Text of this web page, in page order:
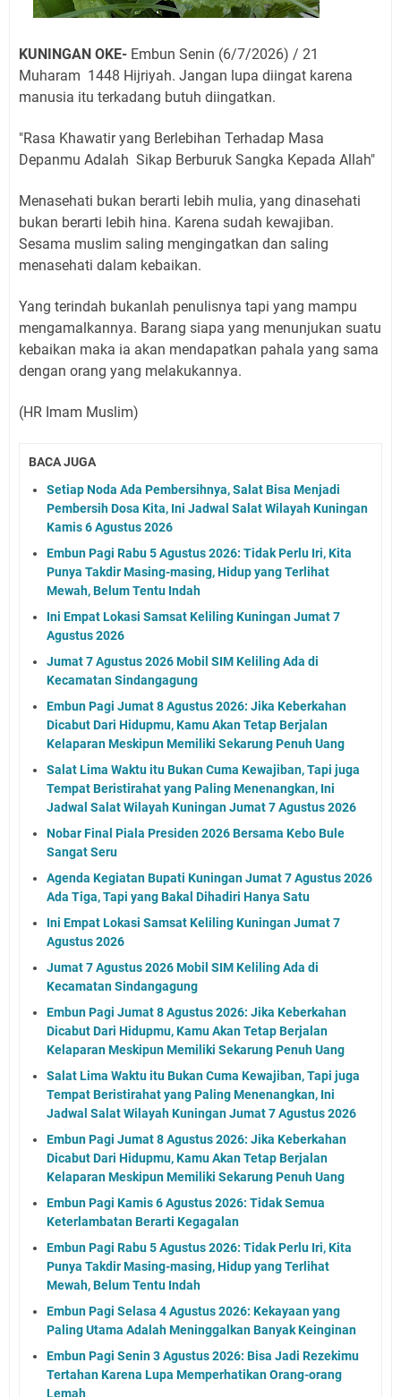
KUNINGAN OKE- Embun Senin (6/7/2026) / 21
Muharam 1448 Hijriyah. Jangan lupa diingat karena
manusia itu terkadang butuh diingatkan.
"Rasa Khawatir yang Berlebihan Terhadap Masa
Depanmu Adalah Sikap Berburuk Sangka Kepada Allah"
Menasehati bukan berarti lebih mulia, yang dinasehati
bukan berarti lebih hina. Karena sudah kewajiban.
Sesama muslim saling mengingatkan dan saling
menasehati dalam kebaikan.
Yang terindah bukanlah penulisnya tapi yang mampu
mengamalkannya. Barang siapa yang menunjukan suatu
kebaikan maka ia akan mendapatkan pahala yang sama
dengan orang yang melakukannya.
(HR Imam Muslim)
BACA JUGA
Setiap Noda Ada Pembersihnya, Salat Bisa Menjadi
Pembersih Dosa Kita, Ini Jadwal Salat Wilayah Kuningan
Kamis 6 Agustus 2026
Embun Pagi Rabu 5 Agustus 2026: Tidak Perlu Iri, Kita
Punya Takdir Masing-masing, Hidup yang Terlihat
Mewah, Belum Tentu Indah
Ini Empat Lokasi Samsat Keliling Kuningan Jumat 7
Agustus 2026
Jumat 7 Agustus 2026 Mobil SIM Keliling Ada di
Kecamatan Sindangagung
Embun Pagi Jumat 8 Agustus 2026: Jika Keberkahan
Dicabut Dari Hidupmu, Kamu Akan Tetap Berjalan
Kelaparan Meskipun Memiliki Sekarung Penuh Uang
Salat Lima Waktu itu Bukan Cuma Kewajiban, Tapi juga
Tempat Beristirahat yang Paling Menenangkan, Ini
Jadwal Salat Wilayah Kuningan Jumat 7 Agustus 2026
Nobar Final Piala Presiden 2026 Bersama Kebo Bule
Sangat Seru
Agenda Kegiatan Bupati Kuningan Jumat 7 Agustus 2026
Ada Tiga, Tapi yang Bakal Dihadiri Hanya Satu
Ini Empat Lokasi Samsat Keliling Kuningan Jumat 7
Agustus 2026
Jumat 7 Agustus 2026 Mobil SIM Keliling Ada di
Kecamatan Sindangagung
Embun Pagi Jumat 8 Agustus 2026: Jika Keberkahan
Dicabut Dari Hidupmu, Kamu Akan Tetap Berjalan
Kelaparan Meskipun Memiliki Sekarung Penuh Uang
Salat Lima Waktu itu Bukan Cuma Kewajiban, Tapi juga
Tempat Beristirahat yang Paling Menenangkan, Ini
Jadwal Salat Wilayah Kuningan Jumat 7 Agustus 2026
Embun Pagi Jumat 8 Agustus 2026: Jika Keberkahan
Dicabut Dari Hidupmu, Kamu Akan Tetap Berjalan
Kelaparan Meskipun Memiliki Sekarung Penuh Uang
Embun Pagi Kamis 6 Agustus 2026: Tidak Semua
Keterlambatan Berarti Kegagalan
Embun Pagi Rabu 5 Agustus 2026: Tidak Perlu Iri, Kita
Punya Takdir Masing-masing, Hidup yang Terlihat
Mewah, Belum Tentu Indah
Embun Pagi Selasa 4 Agustus 2026: Kekayaan yang
Paling Utama Adalah Meninggalkan Banyak Keinginan
Embun Pagi Senin 3 Agustus 2026: Bisa Jadi Rezekimu
Tertahan Karena Lupa Memperhatikan Orang-orang
Lemah